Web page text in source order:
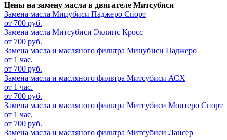
Цены на замену масла в двигателе Митсубиси
Замена масла Мицубиси Паджеро Спорт
от 700 руб.
Замена масла Митсубиси Эклипс Кросс
от 700 руб.
Замена масла и масляного фильтра Мицубиси Паджеро
от 1 час.
от 700 руб.
Замена масла и масляного фильтра Митсубиси АСХ
от 1 час.
от 700 руб.
Замена масла и масляного фильтра Митсубиси Монтеро Спорт
от 1 час.
от 700 руб.
Замена масла и масляного фильтра Митсубиси Лансер